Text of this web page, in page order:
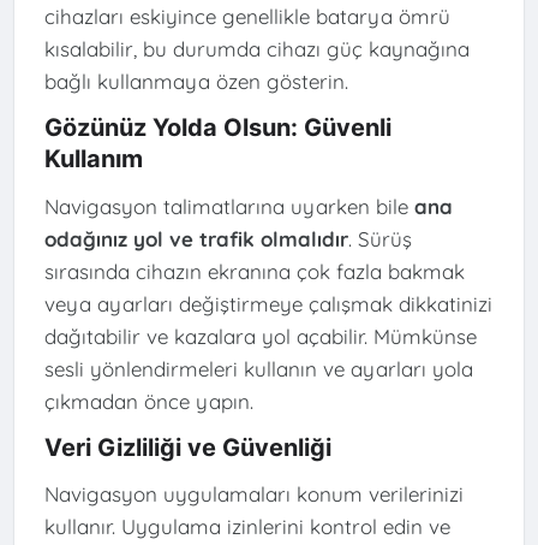
cihazları eskiyince genellikle batarya ömrü
kısalabilir, bu durumda cihazı güç kaynağına
bağlı kullanmaya özen gösterin.
Gözünüz Yolda Olsun: Güvenli
Kullanım
Navigasyon talimatlarına uyarken bile ana
odağınız yol ve trafik olmalıdır. Sürüş
sırasında cihazın ekranına çok fazla bakmak
veya ayarları değiştirmeye çalışmak dikkatinizi
dağıtabilir ve kazalara yol açabilir. Mümkünse
sesli yönlendirmeleri kullanın ve ayarları yola
çıkmadan önce yapın.
Veri Gizliliği ve Güvenliği
Navigasyon uygulamaları konum verilerinizi
kullanır. Uygulama izinlerini kontrol edin ve